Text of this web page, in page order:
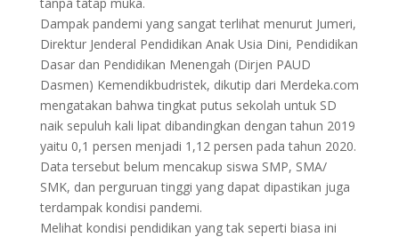
Dampak pandemi yang sangat terlihat menurut Jumeri,
Direktur Jenderal Pendidikan Anak Usia Dini, Pendidikan
Dasar dan Pendidikan Menengah (Dirjen PAUD
Dasmen) Kemendikbudristek, dikutip dari Merdeka.com
mengatakan bahwa tingkat putus sekolah untuk SD
naik sepuluh kali lipat dibandingkan dengan tahun 2019
yaitu 0,1 persen menjadi 1,12 persen pada tahun 2020.
Data tersebut belum mencakup siswa SMP, SMA/
SMK, dan perguruan tinggi yang dapat dipastikan juga
terdampak kondisi pandemi.
Melihat kondisi pendidikan yang tak seperti biasa ini